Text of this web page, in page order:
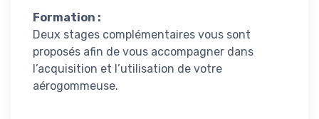
Formation :
Deux stages complémentaires vous sont
proposés afin de vous accompagner dans
l’acquisition et l’utilisation de votre
aérogommeuse.